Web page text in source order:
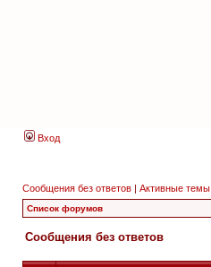
Вход
Сообщения без ответов | Активные темы
Список форумов
Сообщения без ответов